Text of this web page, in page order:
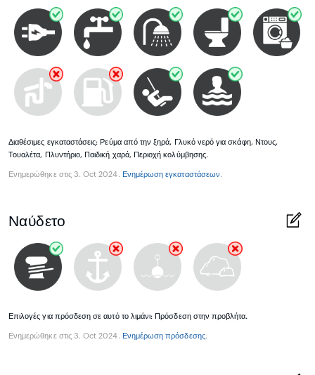
Διαθέσιμες εγκαταστάσεις: Ρεύμα από την ξηρά, Γλυκό νερό για σκάφη, Ντους,
Τουαλέτα, Πλυντήριο, Παιδική χαρά, Περιοχή κολύμβησης.
Ενημερώθηκε στις 3. Oct 2024. Ενημέρωση εγκαταστάσεων.
Ναύδετο
Επιλογές για πρόσδεση σε αυτό το λιμάνι: Πρόσδεση στην προβλήτα.
Ενημερώθηκε στις 3. Oct 2024. Ενημέρωση πρόσδεσης.